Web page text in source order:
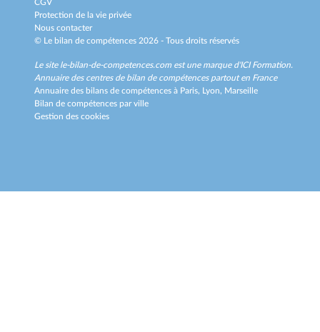
CGV
Protection de la vie privée
Nous contacter
© Le bilan de compétences 2026 - Tous droits réservés
Le site le-bilan-de-competences.com est une marque d'ICI Formation.
Annuaire des centres de bilan de compétences partout en France
Annuaire des bilans de compétences à Paris, Lyon, Marseille
Bilan de compétences par ville
Gestion des cookies